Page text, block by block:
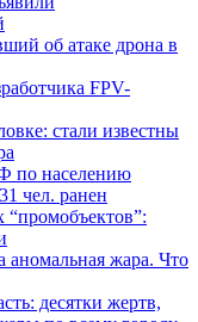
об атаке дрона в
FPV-
стали известны
по населению
чел. ранен
“промобъектов”:
жара. Что
десятки жертв,